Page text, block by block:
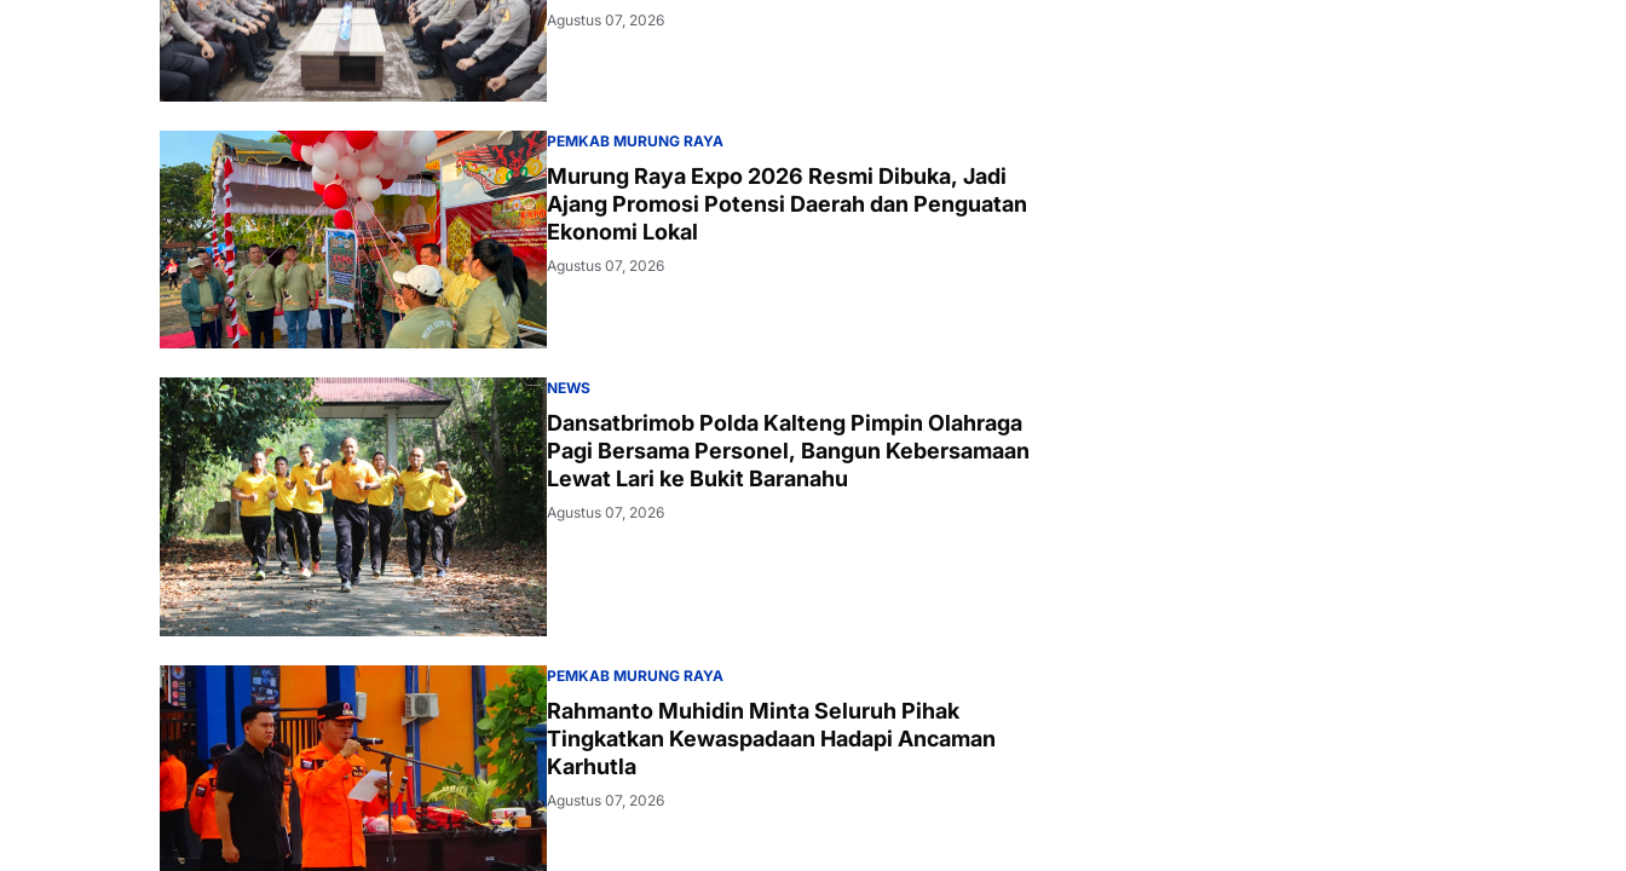
Agustus 07, 2026
PEMKAB MURUNG RAYA
Murung Raya Expo 2026 Resmi Dibuka, Jadi
Ajang Promosi Potensi Daerah dan Penguatan
Ekonomi Lokal
Agustus 07, 2026
NEWS
Dansatbrimob Polda Kalteng Pimpin Olahraga
Pagi Bersama Personel, Bangun Kebersamaan
Lewat Lari ke Bukit Baranahu
Agustus 07, 2026
PEMKAB MURUNG RAYA
Rahmanto Muhidin Minta Seluruh Pihak
Tingkatkan Kewaspadaan Hadapi Ancaman
Karhutla
Agustus 07, 2026